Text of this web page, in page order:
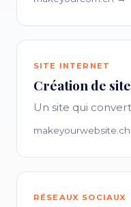
SITE INTERNET
Création de
Un site qui
RÉSEAUX SOCIAUX